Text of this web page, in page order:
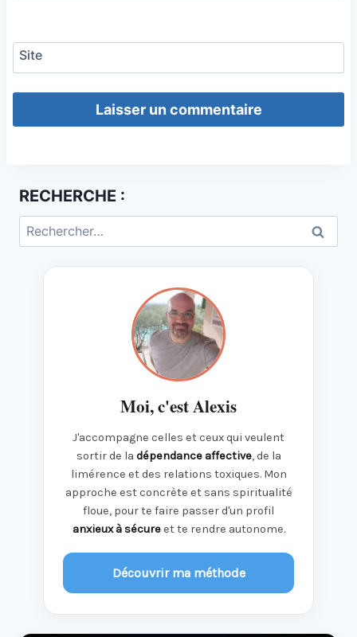
Site
RECHERCHE :
Rechercher :
Moi, c'est Alexis
J'accompagne celles et ceux qui veulent
sortir de la dépendance affective, de la
limérence et des relations toxiques. Mon
approche est concrète et sans spiritualité
floue, pour te faire passer d'un profil
anxieux à sécureet te rendre autonome.
Découvrir ma méthode